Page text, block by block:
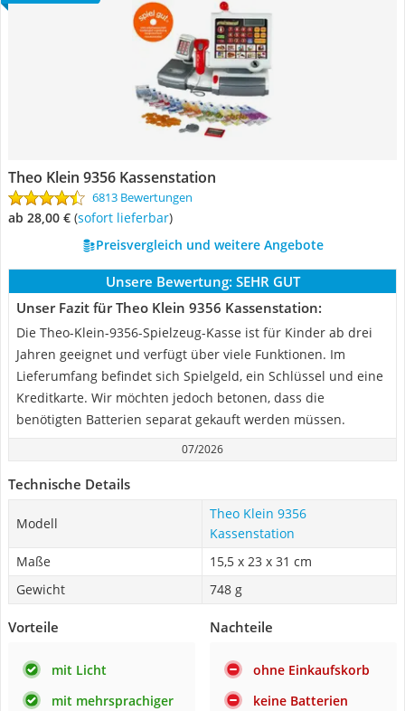
Theo Klein 9356 Kassenstation
6813 Bewertungen
ab 28,00 € ( Sofort lieferbar)
Preisvergleich und weitere Angebote
Unsere Bewertung: SEHR GUT
Unser Fazit für Theo Klein 9356 Kassenstation:
Die Theo-Klein-9356-Spielzeug-Kasse ist für Kinder ab drei
Jahren geeignet und verfügt über viele Funktionen. Im
Lieferumfang befindet sich Spielgeld, ein Schlüssel und eine
Kreditkarte. Wir möchten jedoch betonen, dass die
benötigten Batterien separat gekauft werden müssen.
07/2026
Technische Details
Modell
Theo Klein 9356
Kassenstation
Maße
15,5 x 23 x 31 cm
Gewicht
748 g
Vorteile
mit Licht
mit mehrsprachiger
Nachteile
ohne Einkaufskorb
keine Batterien